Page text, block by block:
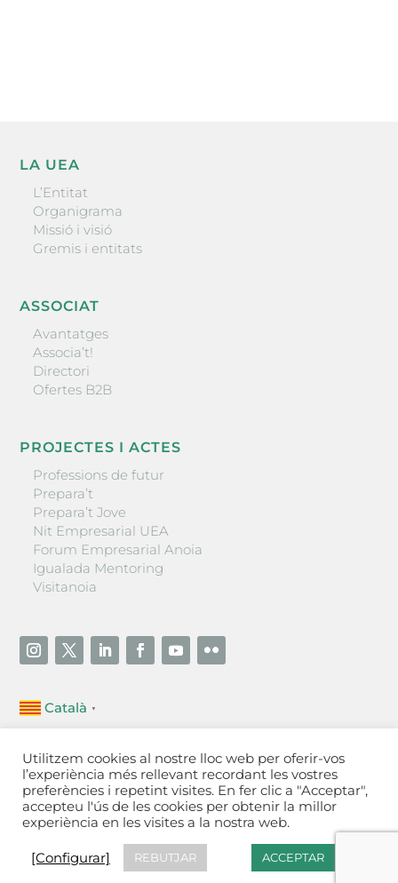
LA UEA
L’Entitat
Organigrama
Missió i visió
Gremis i entitats
ASSOCIAT
Avantatges
Associa’t!
Directori
Ofertes B2B
PROJECTES I ACTES
Professions de futur
Prepara’t
Prepara’t Jove
Nit Empresarial UEA
Forum Empresarial Anoia
Igualada Mentoring
Visitanoia
Català ▼
Unió Empresarial de l’Anoia (UEA)
Ctra. de Manresa, 131, 08700 – Igualada(Barcelona)
Tel 93 805 22 92
Contactar
Política
de cookies [Configurar]
Fet a Igualada per Aladetres
Utilitzem cookies al nostre lloc web per oferir-vos
l’experiència més rellevant recordant les vostres
preferències i repetint visites. En fer clic a "Acceptar",
accepteu l'ús de les cookies per obtenir la millor
experiència en les visites a la nostra web.
[Configurar] REBUTJAR ACCEPTAR